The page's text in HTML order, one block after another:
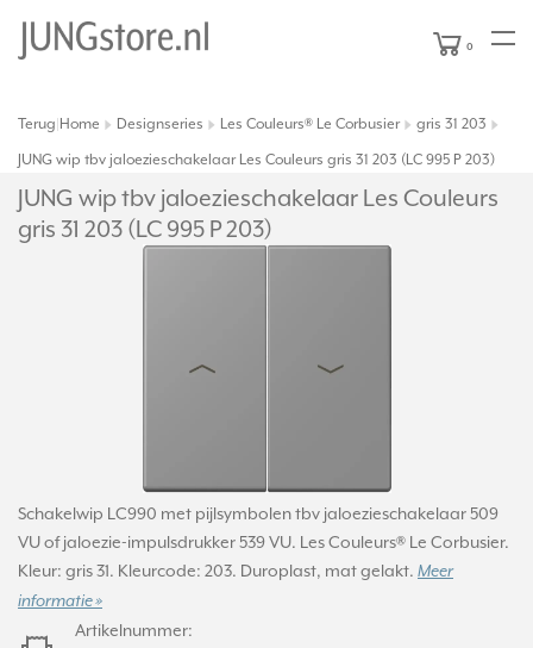
0
Terug Home Designseries Les Couleurs® Le Corbusier gris 31 203
JUNG wip tbv jaloezieschakelaar Les Couleurs gris 31 203 (LC 995 P 203)
JUNG wip tbv jaloezieschakelaar Les Couleurs
gris 31 203 (LC 995 P 203)
Schakelwip LC990 met pijlsymbolen tbv jaloezieschakelaar 509
VU of jaloezie-impulsdrukker 539 VU. Les Couleurs® Le Corbusier.
Kleur: gris 31. Kleurcode: 203. Duroplast, mat gelakt. Meer
informatie »
Artikelnummer: